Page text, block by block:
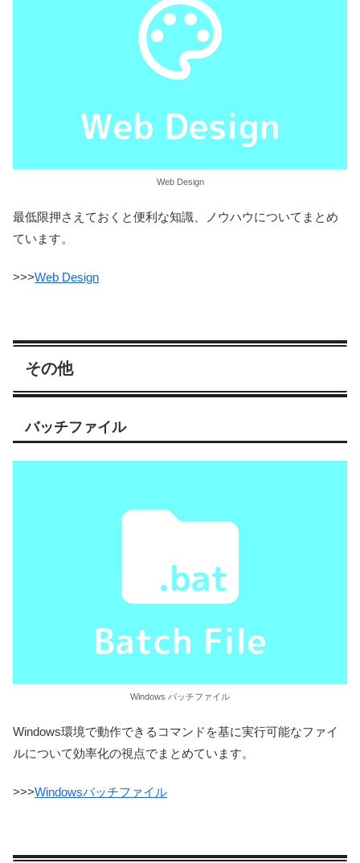
Web Design
最低限押さえておくと便利な知識、ノウハウについてまとめ
ています。
>>>Web Design
その他
バッチファイル
Windows バッチファイル
Windows環境で動作できるコマンドを基に実行可能なファイ
ルについて効率化の視点でまとめています。
>>>Windowsバッチファイル